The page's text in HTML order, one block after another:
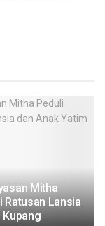
Mitha
Ratusan Lansia
Kupang